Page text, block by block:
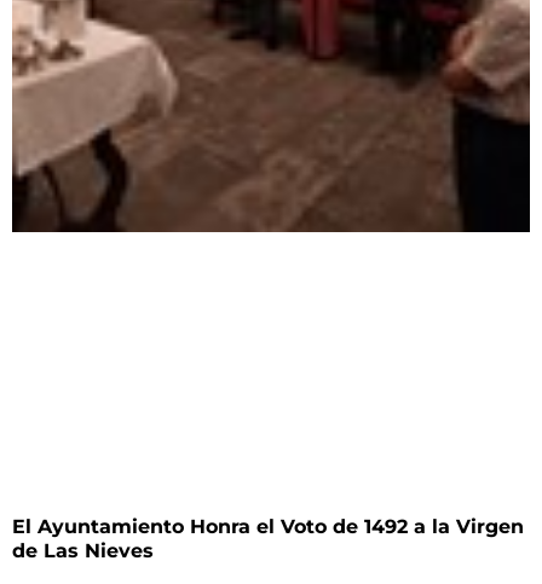
El Ayuntamiento Honra el Voto de 1492 a la Virgen
de Las Nieves